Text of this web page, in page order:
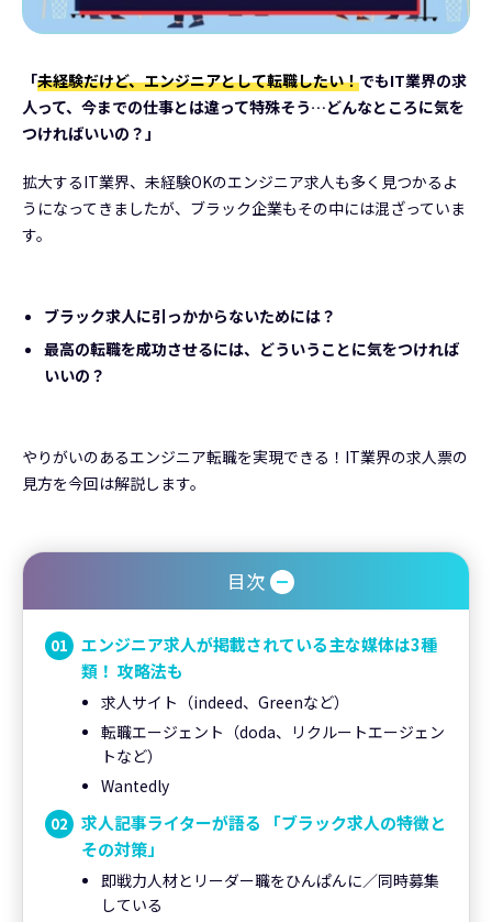
「未経験だけど、エンジニアとして転職したい！でもIT業界の求
人って、今までの仕事とは違って特殊そう…どんなところに気を
つければいいの？」
拡大するIT業界、未経験OKのエンジニア求人も多く見つかるよ
うになってきましたが、ブラック企業もその中には混ざっていま
す。
ブラック求人に引っかからないためには？
最高の転職を成功させるには、どういうことに気をつければ
いいの？
やりがいのあるエンジニア転職を実現できる！IT業界の求人票の
見方を今回は解説します。
目次
エンジニア求人が掲載されている主な媒体は3種
類！ 攻略法も
求人サイト（indeed、Greenなど）
転職エージェント（doda、リクルートエージェン
トなど）
Wantedly
求人記事ライターが語る 「ブラック求人の特徴と
その対策」
即戦力人材とリーダー職をひんぱんに／同時募集
している